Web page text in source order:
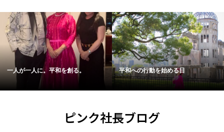
一人が一人に。平和を創る。 平和への行動を始める日
ピンク社長ブログ